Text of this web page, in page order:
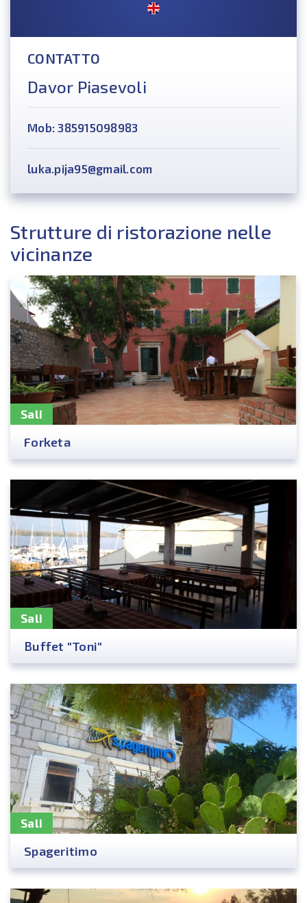
CONTATTO
Davor Piasevoli
Mob: 385915098983
luka.pija95@gmail.com
Strutture di ristorazione nelle
vicinanze
Sali
Forketa
Sali
Buffet "Toni"
Sali
Spageritimo